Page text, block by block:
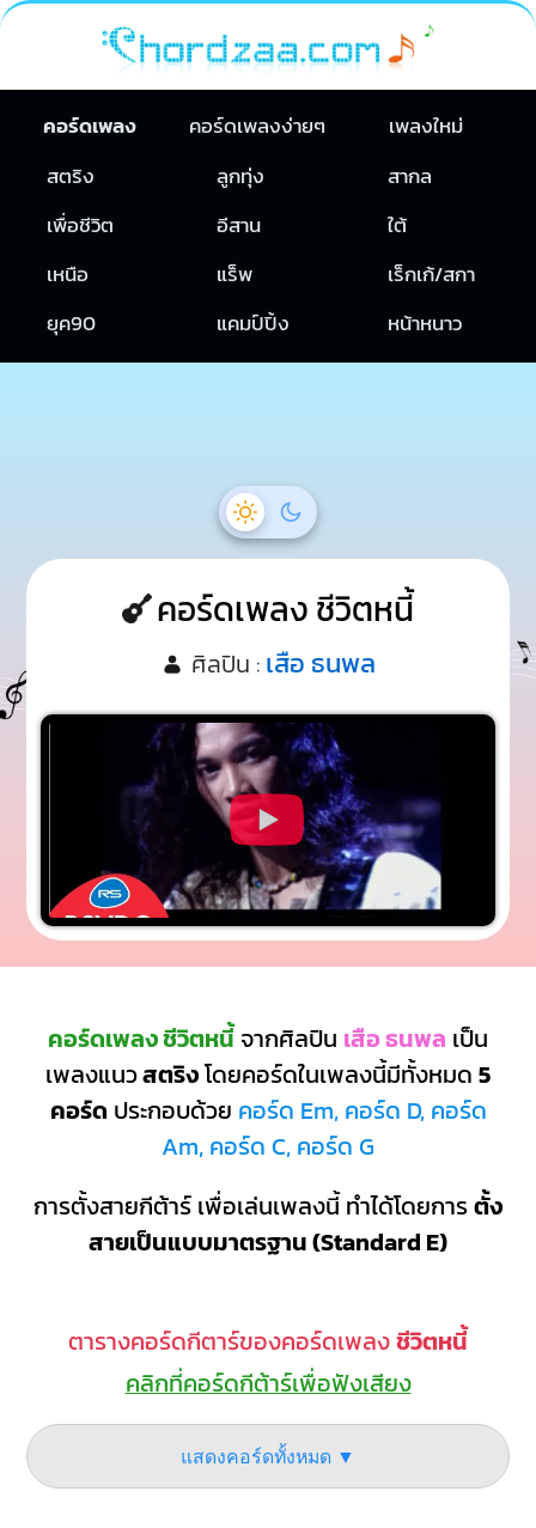
คอร์ดเพลง คอร์ดเพลงง่ายๆ
เพลงใหม่
สตริง
ลูกทุ่ง
สากล
เพื่อชีวิต
อีสาน
ใต้
เหนือ
แร็พ
เร็กเก้/สกา
ยุค90
แคมป์ปิ้ง หน้าหนาว
คอร์ดเพลง ชีวิตหนี้
ศิลปิน : เสือ ธนพล
คอร์ดเพลง ชีวิตหนี้จากศิลปิน เสือ ธนพล เป็น
เพลงแนวสตริงโดยคอร์ดในเพลงนี้มีทั้งหมด 5
คอร์ด ประกอบด้วย คอร์ด Em, คอร์ด D, คอร์ด
Am, คอร์ด C, คอร์ด G
การตั้งสายกีต้าร์ เพื่อเล่นเพลงนี้ ทำได้โดยการตั้ง
สายเป็นแบบมาตรฐาน (Standard E)
ตารางคอร์ดกีตาร์ของคอร์ดเพลงชีวิตหนี้
คลิกที่คอร์ดกีต้าร์เพื่อฟังเสียง
แสดงคอร์ดทั้งหมด ▼